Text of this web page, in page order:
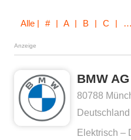
Alle | # | A | B | C | D | E | F | G | H | I | J | K | L | M | N | O | P | Q | R | S | T | U | V | W | X | Z
Anzeige
BMW AG
80788
Deutschland
Elektrisch –